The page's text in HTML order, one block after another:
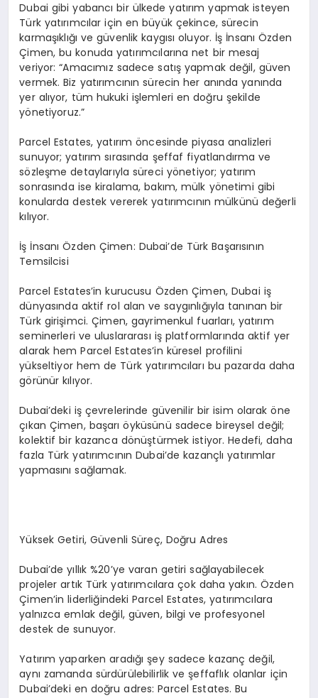
Dubai gibi yabancı bir ülkede yatırım yapmak isteyen
Türk yatırımcılar için en büyük çekince, sürecin
karmaşıklığı ve güvenlik kaygısı oluyor. İş İnsanı Özden
Çimen, bu konuda yatırımcılarına net bir mesaj
veriyor: “Amacımız sadece satış yapmak değil, güven
vermek. Biz yatırımcının sürecin her anında yanında
yer alıyor, tüm hukuki işlemleri en doğru şekilde
yönetiyoruz.”
Parcel Estates, yatırım öncesinde piyasa analizleri
sunuyor; yatırım sırasında şeffaf fiyatlandırma ve
sözleşme detaylarıyla süreci yönetiyor; yatırım
sonrasında ise kiralama, bakım, mülk yönetimi gibi
konularda destek vererek yatırımcının mülkünü değerli
kılıyor.
İş İnsanı Özden Çimen: Dubai’de Türk Başarısının
Temsilcisi
Parcel Estates’in kurucusu Özden Çimen, Dubai iş
dünyasında aktif rol alan ve saygınlığıyla tanınan bir
Türk girişimci. Çimen, gayrimenkul fuarları, yatırım
seminerleri ve uluslararası iş platformlarında aktif yer
alarak hem Parcel Estates’in küresel profilini
yükseltiyor hem de Türk yatırımcıları bu pazarda daha
görünür kılıyor.
Dubai’deki iş çevrelerinde güvenilir bir isim olarak öne
çıkan Çimen, başarı öyküsünü sadece bireysel değil;
kolektif bir kazanca dönüştürmek istiyor. Hedefi, daha
fazla Türk yatırımcının Dubai’de kazançlı yatırımlar
yapmasını sağlamak.
Yüksek Getiri, Güvenli Süreç, Doğru Adres
Dubai’de yıllık %20’ye varan getiri sağlayabilecek
projeler artık Türk yatırımcılara çok daha yakın. Özden
Çimen’in liderliğindeki Parcel Estates, yatırımcılara
yalnızca emlak değil, güven, bilgi ve profesyonel
destek de sunuyor.
Yatırım yaparken aradığı şey sadece kazanç değil,
aynı zamanda sürdürülebilirlik ve şeffaflık olanlar için
Dubai’deki en doğru adres: Parcel Estates. Bu